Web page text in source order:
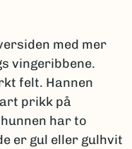
med mer
vingeribbene.
felt. Hannen
prikk på
har to
er gul eller gulhvit